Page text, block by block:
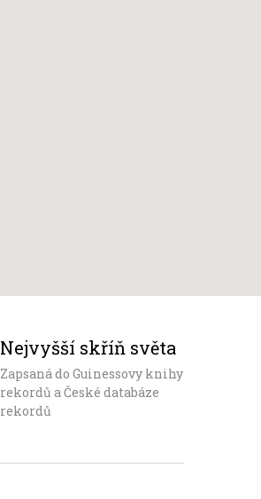
Nejvyšší skříň světa
Zapsaná do Guinessovy knihy
rekordů a České databáze
rekordů